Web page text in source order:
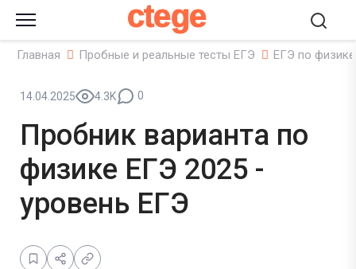
ctege
Главная Пробные и реальные тесты ЕГЭ ЕГЭ по физике
14.04.2025 4.3K 0
Пробник варианта по
физике ЕГЭ 2025 -
уровень ЕГЭ